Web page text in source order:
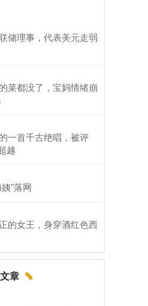
储理事，代表美元走弱
菜都没了，宝妈情绪崩
一首千古绝唱，被评
越
”落网
的女王，身穿酒红色西
章